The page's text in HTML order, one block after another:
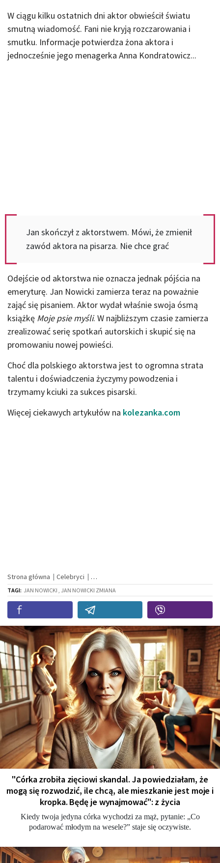
W ciągu kilku ostatnich dni aktor obwieścił światu
smutną wiadomość. Fani nie kryją rozczarowania i
smutku. Informacje potwierdza żona aktora i
jednocześnie jego menagerka Anna Kondratowicz...
Jan skończył z aktorstwem. Mówi, że zmienił
zawód aktora na pisarza. Nie chce grać
Odejście od aktorstwa nie oznacza jednak pójścia na
emeryturę. Jan Nowicki zamierza teraz na poważnie
zająć się pisaniem. Aktor wydał właśnie swoja ósmą
książkę Moje psie myśli. W najbliższym czasie zamierza
zrealizować serię spotkań autorskich i skupić się na
promowaniu nowej powieści.
Choć dla polskiego aktorstwa jest to ogromna strata
talentu i doświadczenia życzymy powodzenia i
trzymamy kciuki za sukces pisarski.
Więcej ciekawych artykułów na kolezanka.com
Strona główna Celebryci
TAGI: JAN NOWICKI , JAN NOWICKI ZMIANA
"Córka zrobiła zięciowi skandal. Ja powiedziałam, że
mogą się rozwodzić, ile chcą, ale mieszkanie jest moje i
kropka. Będę je wynajmować": z życia
Kiedy twoja jedyna córka wychodzi za mąż, pytanie: „Co
podarować młodym na wesele?” staje się oczywiste.